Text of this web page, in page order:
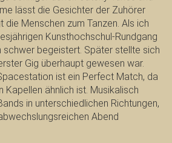
lässt die Gesichter der Zuhörer
die Menschen zum Tanzen. Als ich
Kunsthochschul-Rundgang
schwer begeistert. Später stellte sich
Gig überhaupt gewesen war.
ist ein Perfect Match, da
Kapellen ähnlich ist. Musikalisch
in unterschiedlichen Richtungen,
Abend